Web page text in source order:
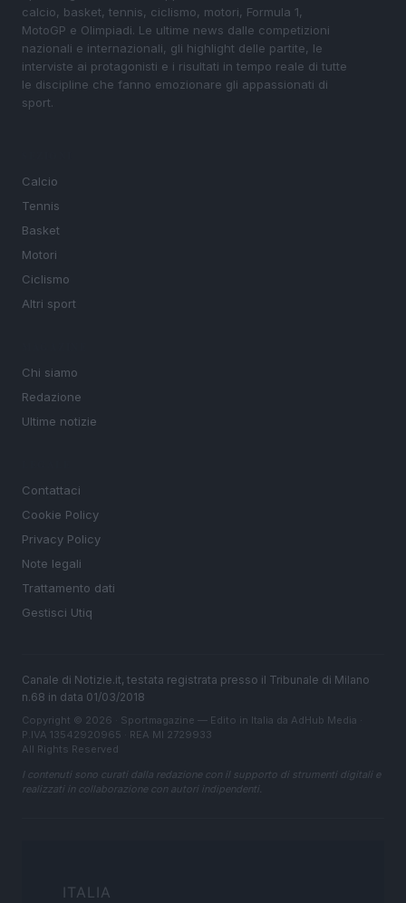
calcio, basket, tennis, ciclismo, motori, Formula 1,
MotoGP e Olimpiadi. Le ultime news dalle competizioni
nazionali e internazionali, gli highlight delle partite, le
interviste ai protagonisti e i risultati in tempo reale di tutte
le discipline che fanno emozionare gli appassionati di
sport.
Calcio
Tennis
Basket
Motori
Ciclismo
Altri sport
Chi siamo
Redazione
Ultime notizie
Contattaci
Cookie Policy
Privacy Policy
Note legali
Trattamento dati
Gestisci Utiq
Canale di Notizie.it, testata registrata presso il Tribunale di Milano
n.68 in data 01/03/2018
Copyright © 2026 · Sportmagazine — Edito in Italia da AdHub Media
P.IVA 13542920965 · REA MI 2729933
All Rights Reserved
I contenuti sono curati dalla redazione con il supporto di strumenti digitali e
realizzati in collaborazione con autori indipendenti.
ITALIA